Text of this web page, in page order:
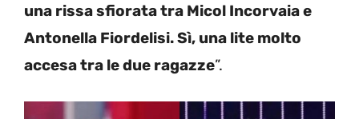
una rissa sfiorata tra Micol Incorvaia e
Antonella Fiordelisi. Sì, una lite molto
accesa tra le due ragazze”.